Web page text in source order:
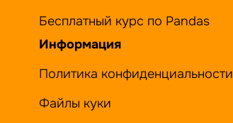
Бесплатный курс по Pandas
Информация
Политика конфиденциальности
Файлы куки